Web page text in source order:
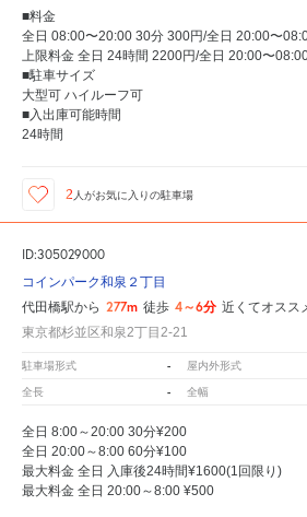
■料金
全日 08:00〜20:00 30分 300円/全日 20:00〜
上限料金 全日 24時間 2200円/全日 20:00〜
■駐車サイズ
大型可 ハイルーフ可
■入出庫可能時間
24時間
2 人がお気に入りの駐車場
ID:305029000
コインパーク和泉２丁目
代田橋駅から 277m 徒歩 4～6分 近くてオスス
東京都杉並区和泉2丁目2-21
駐車場形式 - 屋内外形式
全長 - 全幅
全日 8:00～20:00 30分¥200
全日 20:00～8:00 60分¥100
最大料金 全日 入庫後24時間¥1600(1回限り)
最大料金 全日 20:00～8:00 ¥500